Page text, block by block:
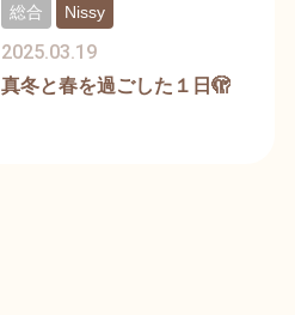
真冬と春を過ごした１日🫣
2025.03.19
総合 Nissy